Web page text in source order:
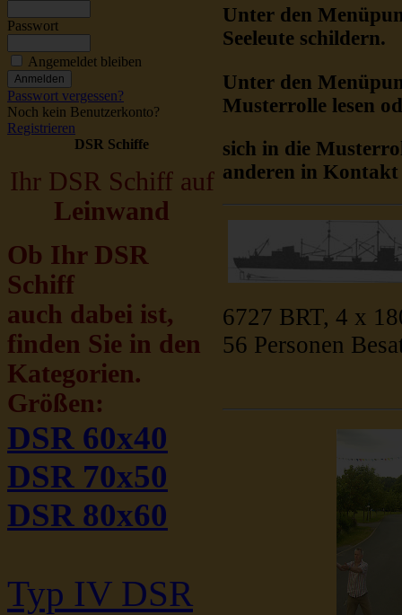
Passwort
Angemeldet bleiben
Passwort vergessen?
Noch kein Benutzerkonto?
Registrieren
DSR Schiffe
Ihr DSR Schiff auf
Leinwand
Ob Ihr DSR
Schiff
auch dabei ist,
finden Sie in den
Kategorien.
Größen:
DSR 60x40
DSR 70x50
DSR 80x60
Typ IV DSR
Unter den
Seeleute schildern.
Unter den
Musterrolle lesen
sich in die
anderen in
6727 BRT, 4 x
56 Personen